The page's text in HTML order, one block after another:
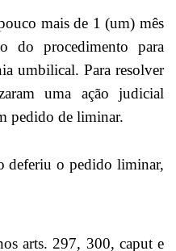
mais de 1 (um) mês
do procedimento para
umbilical. Para resolver
uma ação judicial
pedido de liminar.
deferiu o pedido liminar,
arts. 297, 300, caput e